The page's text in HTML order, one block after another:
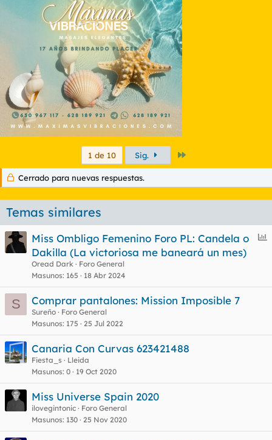
1 de 10 Sig.
Cerrado para nuevas respuestas.
Temas similares
E
e
Miss Ombligo Femenino Foro PL: Candela o
Dakilla (La victoriosa me baneará un mes)
Oread Dark
Foro General
Masunos 165 18 Abr 2024
S Comprar pantalones: Mission Imposible 7
Sureño
Foro General
Masunos 175 25 Jul 2022
Canaria Con Curvas 623421488
Fiesta_s
Lleida
Masunos 0 19 Oct 2020
Miss Universe Spain 2020
ilovegintonic
Foro General
Masunos 130 25 Nov 2020